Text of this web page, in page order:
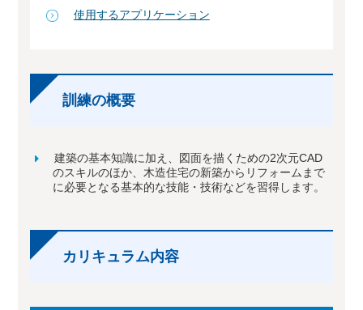
使用するアプリケーション
訓練の概要
建築の基本知識に加え、図面を描くための2次元CAD
のスキルのほか、木造住宅の新築からリフォームまで
に必要となる基本的な技能・技術などを習得します。
カリキュラム内容